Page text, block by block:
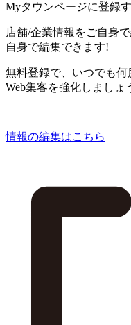
Myタウンページに登録
店舗/企業情報をご自身
自身で編集できます!
無料登録で、いつでも何
Web集客を強化しましょ
情報の編集はこちら